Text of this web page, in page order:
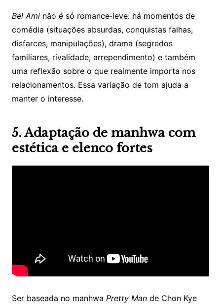
Bel Aminão é só romance‑leve: há momentos de
comédia (situações absurdas, conquistas falhas,
disfarces, manipulações), drama (segredos
familiares, rivalidade, arrependimento) e também
uma reflexão sobre o que realmente importa nos
relacionamentos. Essa variação de tom ajuda a
manter o interesse.
5. Adaptação de manhwa com
estética e elenco fortes
Ser baseada no manhwa Pretty Mande Chon Kye